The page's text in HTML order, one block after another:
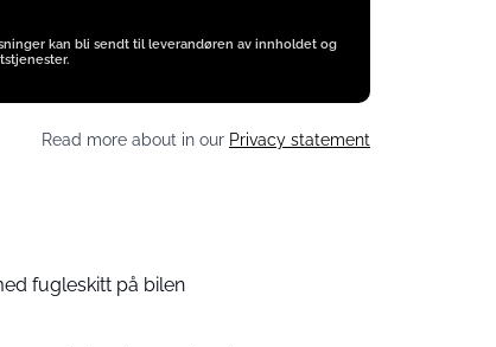
kan bli sendt til leverandøren av innholdet og
Read more about in our Privacy statement
fugleskitt på bilen